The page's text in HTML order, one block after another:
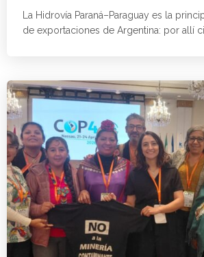
La Hidrovía Paraná–Paraguay es la
de exportaciones de Argentina: por allí